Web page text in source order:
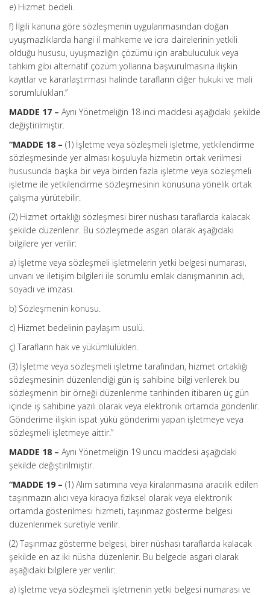
e) Hizmet bedeli.
f) İlgili kanuna göre sözleşmenin uygulanmasından doğan
uyuşmazlıklarda hangi il mahkeme ve icra dairelerinin yetkili
olduğu hususu, uyuşmazlığın çözümü için arabuluculuk veya
tahkim gibi alternatif çözüm yollarına başvurulmasına ilişkin
kayıtlar ve kararlaştırması halinde tarafların diğer hukuki ve mali
sorumlulukları.”
MADDE 17 – Aynı Yönetmeliğin 18 inci maddesi aşağıdaki şekilde
değiştirilmiştir.
“MADDE 18 – (1) İşletme veya sözleşmeli işletme, yetkilendirme
sözleşmesinde yer alması koşuluyla hizmetin ortak verilmesi
hususunda başka bir veya birden fazla işletme veya sözleşmeli
işletme ile yetkilendirme sözleşmesinin konusuna yönelik ortak
çalışma yürütebilir.
(2) Hizmet ortaklığı sözleşmesi birer nüshası taraflarda kalacak
şekilde düzenlenir. Bu sözleşmede asgari olarak aşağıdaki
bilgilere yer verilir:
a) İşletme veya sözleşmeli işletmelerin yetki belgesi numarası,
unvanı ve iletişim bilgileri ile sorumlu emlak danışmanının adı,
soyadı ve imzası.
b) Sözleşmenin konusu.
c) Hizmet bedelinin paylaşım usulü.
ç) Tarafların hak ve yükümlülükleri.
(3) İşletme veya sözleşmeli işletme tarafından, hizmet ortaklığı
sözleşmesinin düzenlendiği gün iş sahibine bilgi verilerek bu
sözleşmenin bir örneği düzenlenme tarihinden itibaren üç gün
içinde iş sahibine yazılı olarak veya elektronik ortamda gönderilir.
Gönderime ilişkin ispat yükü gönderimi yapan işletmeye veya
sözleşmeli işletmeye aittir.”
MADDE 18 – Aynı Yönetmeliğin 19 uncu maddesi aşağıdaki
şekilde değiştirilmiştir.
“MADDE 19 – (1) Alım satımına veya kiralanmasına aracılık edilen
taşınmazın alıcı veya kiracıya fiziksel olarak veya elektronik
ortamda gösterilmesi hizmeti, taşınmaz gösterme belgesi
düzenlenmek suretiyle verilir.
(2) Taşınmaz gösterme belgesi, birer nüshası taraflarda kalacak
şekilde en az iki nüsha düzenlenir. Bu belgede asgari olarak
aşağıdaki bilgilere yer verilir:
a) İşletme veya sözleşmeli işletmenin yetki belgesi numarası ve